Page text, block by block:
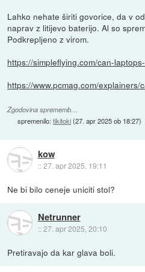
Lahko nehate širiti govorice, da v
naprav z litijevo baterijo. Al so
Podkrepljeno z virom.
https://simpleflying.com/can-
https://www.pcmag.com/explainers/
Zgodovina sprememb…
spremenilo:tikitoki(27. apr 2025 ob 18:27)
kow
::27. apr 2025, 19:11
Ne bi bilo ceneje uniciti stol?
Netrunner
::27. apr 2025, 20:10
Pretiravajo da kar glava boli.